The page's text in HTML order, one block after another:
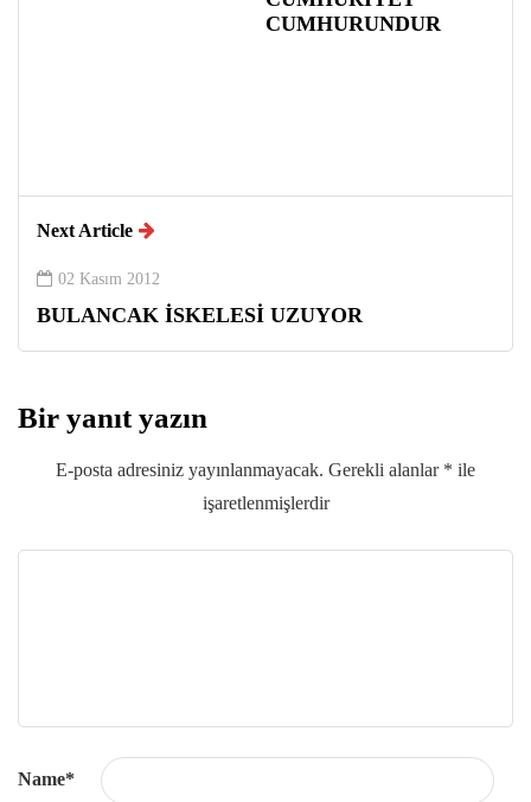
CUMHURUNDUR
Next Article
02 Kasım 2012
BULANCAK İSKELESİ UZUYOR
Bir yanıt yazın
E-posta adresiniz yayınlanmayacak. Gerekli alanlar * ile
işaretlenmişlerdir
Name*